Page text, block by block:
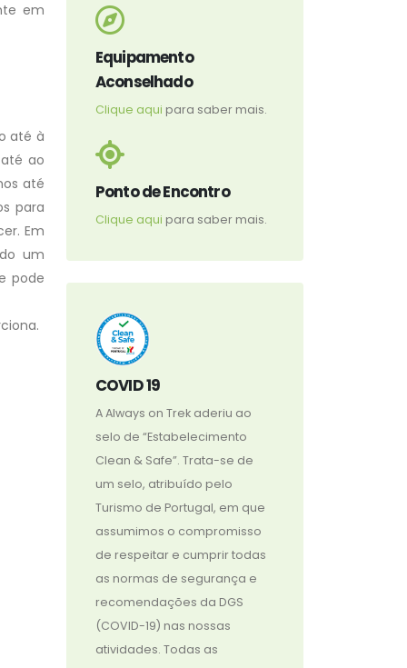
em
até à
ao
até
para
Em
um
pode
Equipamento
Aconselhado
Clique aqui para saber mais.
Ponto de Encontro
Clique aqui para saber mais.
COVID 19
A Always on Trek aderiu ao
selo de “Estabelecimento
Clean & Safe”. Trata-se de
um selo, atribuído pelo
Turismo de Portugal, em que
assumimos o compromisso
de respeitar e cumprir todas
as normas de segurança e
recomendações da DGS
(COVID-19) nas nossas
atividades. Todas as